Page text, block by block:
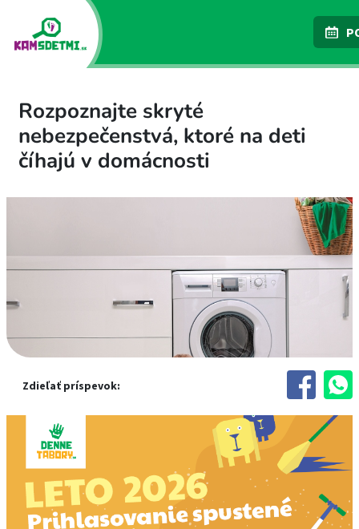
Rozpoznajte skryté
nebezpečenstvá, ktoré na deti
číhajú v domácnosti
Zdieľať príspevok: